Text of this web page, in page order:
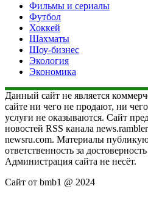
Фильмы и сериалы
Футбол
Хоккей
Шахматы
Шоу-бизнес
Экология
Экономика
Данный сайт не является
сайте ни чего не продают, ни
услуги не оказываются. Сайт
новостей RSS канала
newsru.com. Материалы
ответственность за
Администрация сайта не несёт.
Сайт от bmb1 @ 2024